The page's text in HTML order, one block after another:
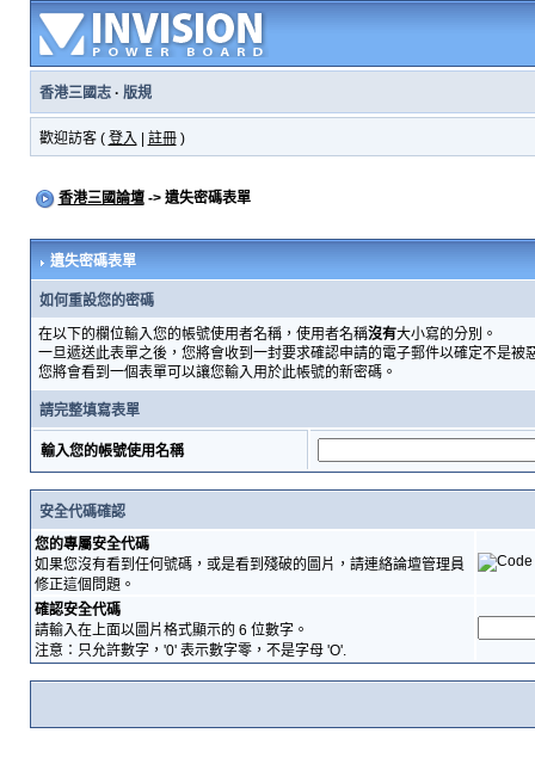
香港三國志· 版規
歡迎訪客 ( 登入 註冊)
香港三國論壇-> 遺失密碼表單
遺失密碼表單
如何重設您的密碼
在以下的欄位輸入您的帳號使用者名稱，使用者名稱沒有大小寫的分別。
一旦遞送此表單之後，您將會收到一封要求確認申請的電子郵件以確定不是
您將會看到一個表單可以讓您輸入用於此帳號的新密碼。
請完整填寫表單
輸入您的帳號使用名稱
安全代碼確認
您的專屬安全代碼
如果您沒有看到任何號碼，或是看到殘破的圖片，請連絡論壇管理員
修正這個問題。
確認安全代碼
請輸入在上面以圖片格式顯示的 6 位數字。
注意：只允許數字，'0' 表示數字零，不是字母 'O'.